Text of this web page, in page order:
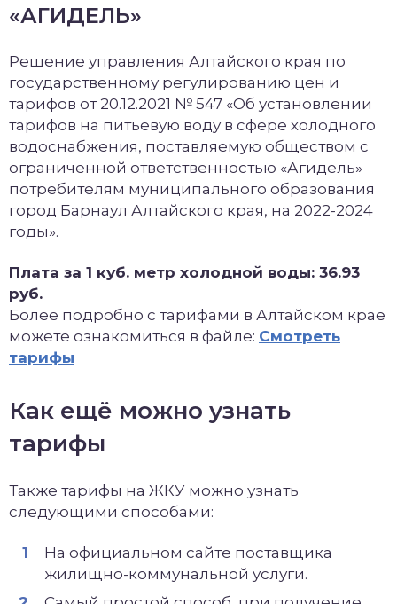
«АГИДЕЛЬ»
Решение управления Алтайского края по
государственному регулированию цен и
тарифов от 20.12.2021 № 547 «Об установлении
тарифов на питьевую воду в сфере холодного
водоснабжения, поставляемую обществом с
ограниченной ответственностью «Агидель»
потребителям муниципального образования
город Барнаул Алтайского края, на 2022-2024
годы».
Плата за 1 куб. метр холодной воды: 36.93
руб.
Более подробно с тарифами в Алтайском крае
можете ознакомиться в файле: Смотреть
тарифы
Как ещё можно узнать
тарифы
Также тарифы на ЖКУ можно узнать
следующими способами:
На официальном сайте поставщика
жилищно-коммунальной услуги.